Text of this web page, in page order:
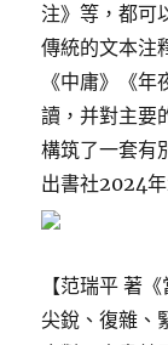
注》等，都可
傳統的文本注
《中庸》《
讀，并對主要
構筑了一套有
出書社2024
【范瑞平 著
尖銳、復雜、